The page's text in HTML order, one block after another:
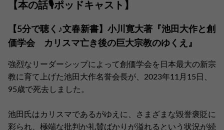
【本の話🎙ポッドキャスト】
【5分で聴く♪文春新書】小川寛大著『池田大作と創
価学会 カリスマ亡き後の巨大宗教のゆくえ』
強烈なリーダーシップによって創価学会を日本最大の新宗
教に育て上げた池田大作名誉会長が、2023年11月15日、
95歳で死去しました。
池田氏はカリスマであるがゆえに、さまざまな毀誉褒貶に
彩られ、極端な批判か礼賛ばかりが溢れるという状況が続